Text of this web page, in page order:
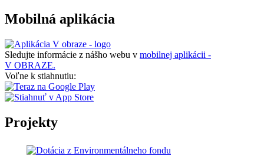
Mobilná aplikácia
Sledujte informácie z nášho webu v mobilnej aplikácii -
V OBRAZE.
Voľne k stiahnutiu:
Projekty